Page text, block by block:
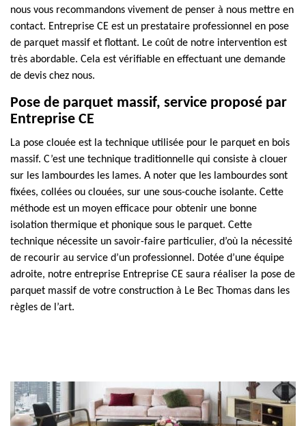
nous vous recommandons vivement de penser à nous mettre en
contact. Entreprise CE est un prestataire professionnel en pose
de parquet massif et flottant. Le coût de notre intervention est
très abordable. Cela est vérifiable en effectuant une demande
de devis chez nous.
Pose de parquet massif, service proposé par
Entreprise CE
La pose clouée est la technique utilisée pour le parquet en bois
massif. C’est une technique traditionnelle qui consiste à clouer
sur les lambourdes les lames. A noter que les lambourdes sont
fixées, collées ou clouées, sur une sous-couche isolante. Cette
méthode est un moyen efficace pour obtenir une bonne
isolation thermique et phonique sous le parquet. Cette
technique nécessite un savoir-faire particulier, d’où la nécessité
de recourir au service d’un professionnel. Dotée d’une équipe
adroite, notre entreprise Entreprise CE saura réaliser la pose de
parquet massif de votre construction à Le Bec Thomas dans les
règles de l’art.